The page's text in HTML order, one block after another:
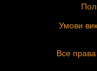
Умови
Все